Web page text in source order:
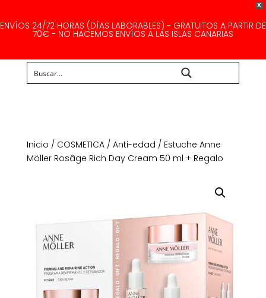
X
ENVÍOS 24/72 HORAS (DÍAS LABORABLES) - GRATUITOS A PARTIR DE
70€ - NO HACEMOS ENVÍOS A LAS ISLAS CANARIAS
Inicio / COSMETICA/ Anti-edad / Estuche Anne
Möller Rosâge Rich Day Cream 50 ml + Regalo